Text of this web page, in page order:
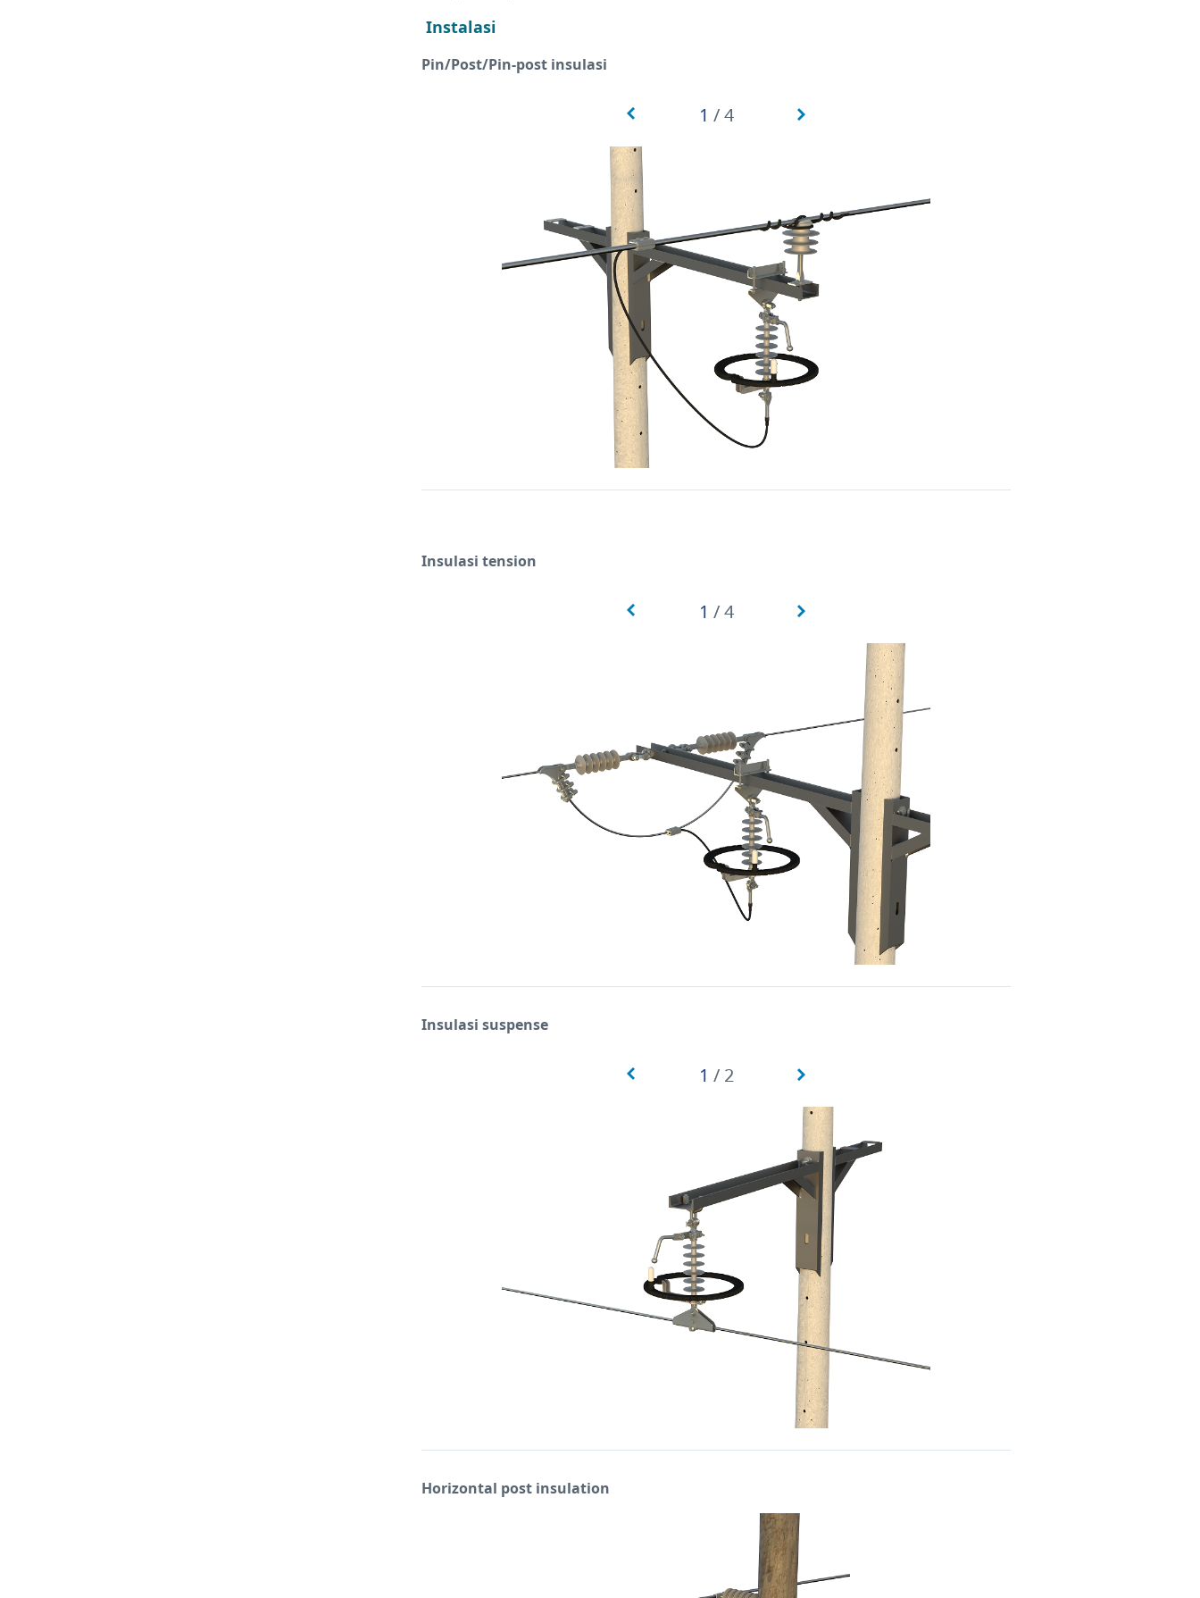
Instalasi
Pin/Post/Pin-post insulasi
1 /4
Insulasi tension
1 /4
Insulasi suspense
1 / 2
Horizontal post insulation